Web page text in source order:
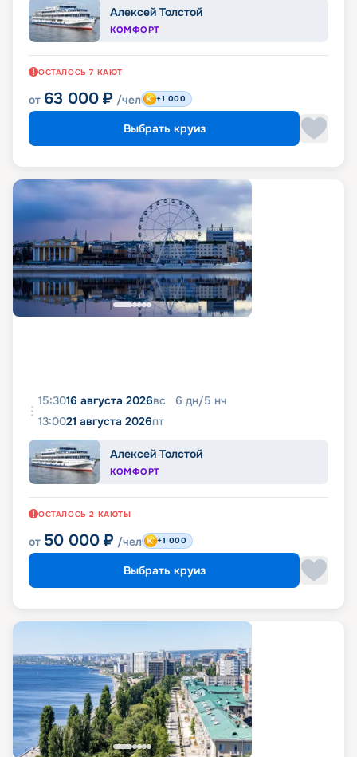
Алексей Толстой
КОМФОРТ
ОСТАЛОСЬ 7 КАЮТ
от 63 000 ₽ /чел +1 000
Выбрать круиз
15:3016 августа 2026вс 6 дн/5 нч
13:0021 августа 2026пт
Алексей Толстой
КОМФОРТ
ОСТАЛОСЬ 2 КАЮТЫ
от 50 000 ₽ /чел +1 000
Выбрать круиз